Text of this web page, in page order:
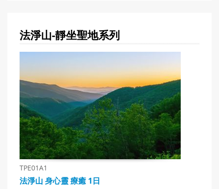
法淨山-靜坐聖地系列
TPE01A1
法淨山 身心靈 療癒 1日